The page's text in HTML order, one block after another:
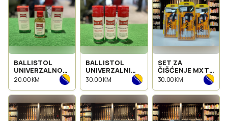
BALLISTOL
UNIVERZALNO
ULJE ZA
ORUŽJA I
DRUGIH
POTREPŠTINA U
DOMAĆINSTVU
20.00 KM
BALLISTOL
UNIVERZALNI
SPREJ ZA
ORUŽJA I
DRUGIH
POTREPŠTINA U
DOMAĆINSTVU
30.00 KM
SET ZA
ČIŠĆENJE MXT
CAL. 9MM - CAL.
30.00 KM